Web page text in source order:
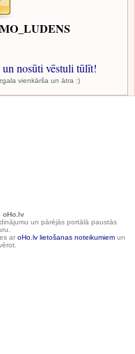
un nosūti vēstuli tūlīt!
vienkārša un ātra :)
oHo.lv
un pārējās portālā paustās
ar oHo.lv lietošanas noteikumiemun